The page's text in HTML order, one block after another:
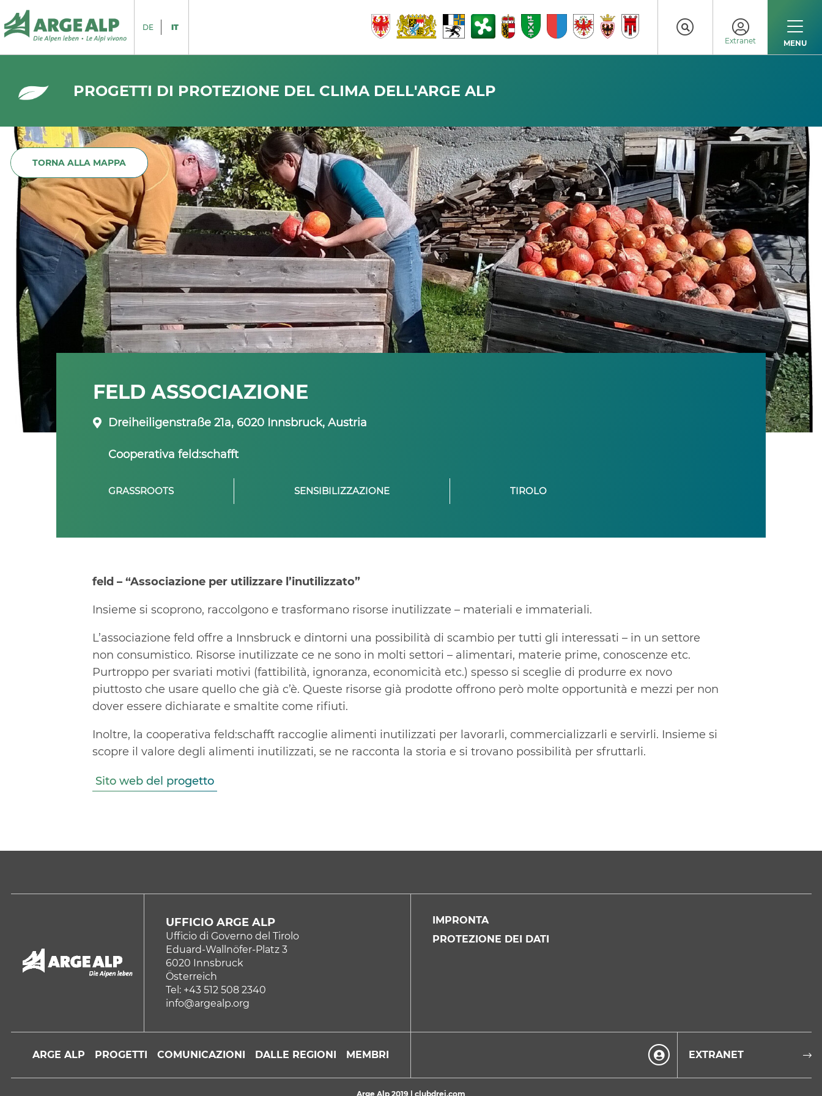
DE
IT
Extranet
MENU
PROGETTI DI PROTEZIONE DEL CLIMA DELL'ARGE ALP
TORNA ALLA MAPPA
FELD ASSOCIAZIONE
Dreiheiligenstraße 21a, 6020 Innsbruck, Austria
Cooperativa feld:schafft
GRASSROOTS SENSIBILIZZAZIONE TIROLO
feld – “Associazione per utilizzare l’inutilizzato”
Insieme si scoprono, raccolgono e trasformano risorse inutilizzate – materiali e immateriali.
L’associazione feld offre a Innsbruck e dintorni una possibilità di scambio per tutti gli interessati – in un settore
non consumistico. Risorse inutilizzate ce ne sono in molti settori – alimentari, materie prime, conoscenze etc.
Purtroppo per svariati motivi (fattibilità, ignoranza, economicità etc.) spesso si sceglie di produrre ex novo
piuttosto che usare quello che già c’è. Queste risorse già prodotte offrono però molte opportunità e mezzi per non
dover essere dichiarate e smaltite come rifiuti.
Inoltre, la cooperativa feld:schafft raccoglie alimenti inutilizzati per lavorarli, commercializzarli e servirli. Insieme si
scopre il valore degli alimenti inutilizzati, se ne racconta la storia e si trovano possibilità per sfruttarli.
Sito web del progetto
UFFICIO ARGE ALP
Ufficio di Governo del Tirolo
Eduard-Wallnöfer-Platz 3
6020 Innsbruck
Österreich
Tel: +43 512 508 2340
info@argealp.org
IMPRONTA
PROTEZIONE DEI DATI
ARGE ALP PROGETTI COMUNICAZIONI DALLE REGIONI MEMBRI EXTRANET
Arge Alp 2019 | clubdrei.com